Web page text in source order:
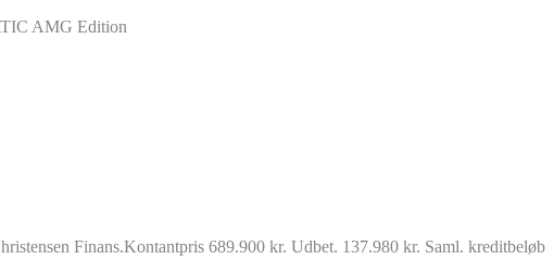
AMG Edition
Finans.Kontantpris 689.900 kr. Udbet. 137.980 kr. Saml. kreditbeløb